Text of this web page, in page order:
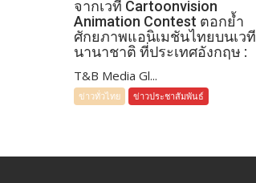
จากเวที Cartoonvision
Animation Contest ตอกย้ำ
ศักยภาพแอนิเมชันไทยบนเวที
นานาชาติ ที่ประเทศอังกฤษ :
T&B Media Gl...
ข่าวทั่วไทย ข่าวประชาสัมพันธ์